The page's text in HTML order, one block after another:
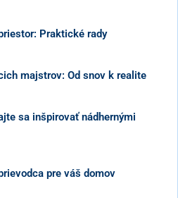
Praktické rady
majstrov: Od snov k realite
sa inšpirovať nádhernými
pre váš domov